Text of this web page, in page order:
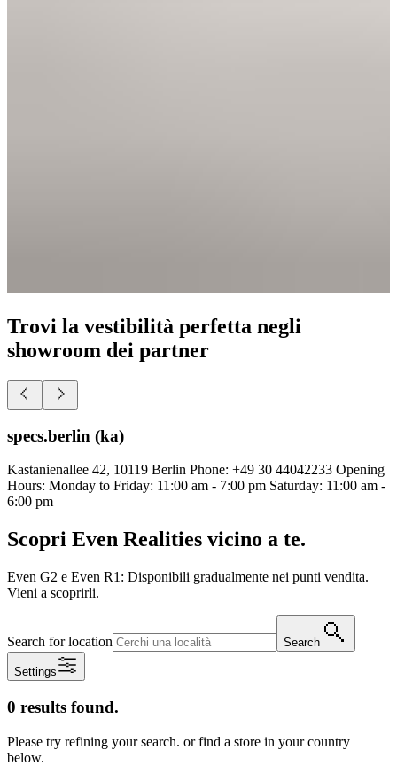
Trovi la vestibilità perfetta negli
showroom dei partner
specs.berlin (ka)
Kastanienallee 42, 10119 Berlin Phone: +49 30 44042233 Opening
Hours: Monday to Friday: 11:00 am - 7:00 pm Saturday: 11:00 am -
6:00 pm
Scopri Even Realities vicino a te.
Even G2 e Even R1: Disponibili gradualmente nei punti vendita.
Vieni a scoprirli.
Search for location Search
Settings
0 results found.
Please try refining your search. or find a store in your country
below.